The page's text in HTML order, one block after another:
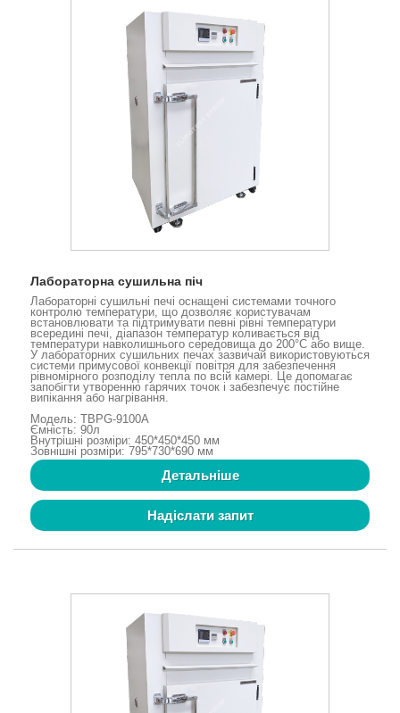
Лабораторна сушильна піч
Лабораторні сушильні печі оснащені системами точного
контролю температури, що дозволяє користувачам
встановлювати та підтримувати певні рівні температури
всередині печі, діапазон температур коливається від
температури навколишнього середовища до 200°C або вище.
У лабораторних сушильних печах зазвичай використовуються
системи примусової конвекції повітря для забезпечення
рівномірного розподілу тепла по всій камері. Це допомагає
запобігти утворенню гарячих точок і забезпечує постійне
випікання або нагрівання.
Модель: TBPG-9100A
Ємність: 90л
Внутрішні розміри: 450*450*450 мм
Зовнішні розміри: 795*730*690 мм
Детальніше
Надіслати запит